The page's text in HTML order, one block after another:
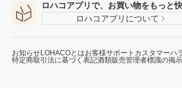
ロハコアプリで、お買い物をもっと
ロハコアプリについて
お知らせLOHACOとはお客様サポート カスタマーハ
特定商取引法に基づく表記酒類販売管理者標識の掲示